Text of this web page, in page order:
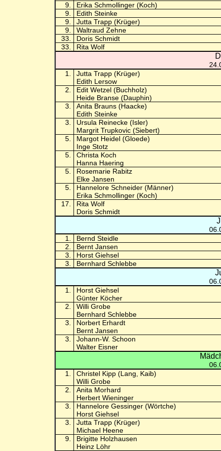
9.
Erika Schmollinger (Koch)
9.
Edith Steinke
9.
Jutta Trapp (Krüger)
9.
Waltraud Zehne
33.
Doris Schmidt
33.
Rita Wolf
1.
Jutta Trapp (Krüger)
Edith Lersow
2.
Edit Wetzel (Buchholz)
Heide Branse (Dauphin)
3.
Anita Brauns (Haacke)
Edith Steinke
3.
Ursula Reinecke (Isler)
Margrit Trupkovic (Siebert)
5.
Margot Heidel (Gloede)
Inge Stotz
5.
Christa Koch
Hanna Haering
5.
Rosemarie Rabitz
Elke Jansen
5.
Hannelore Schneider (Männer)
Erika Schmollinger (Koch)
17.
Rita Wolf
Doris Schmidt
1.
Bernd Steidle
2.
Bernt Jansen
3.
Horst Giehsel
3.
Bernhard Schlebbe
1.
Horst Giehsel
Günter Köcher
2.
Willi Grobe
Bernhard Schlebbe
3.
Norbert Erhardt
Bernt Jansen
3.
Johann-W. Schoon
Walter Eisner
1.
Christel Kipp (Lang, Kaib)
Willi Grobe
2.
Anita Morhard
Herbert Wieninger
3.
Hannelore Gessinger (Wörtche)
Horst Giehsel
3.
Jutta Trapp (Krüger)
Michael Heene
9.
Brigitte Holzhausen
Heinz Löhr